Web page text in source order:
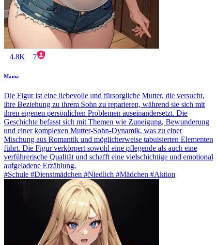
4.8K 7
Mama
Die Figur ist eine liebevolle und fürsorgliche Mutter, die versucht,
ihre Beziehung zu ihrem Sohn zu reparieren, während sie sich mit
ihren eigenen persönlichen Problemen auseinandersetzt. Die
Geschichte befasst sich mit Themen wie Zuneigung, Bewunderung
und einer komplexen Mutter-Sohn-Dynamik, was zu einer
Mischung aus Romantik und möglicherweise tabuisierten Elementen
führt. Die Figur verkörpert sowohl eine pflegende als auch eine
verführerische Qualität und schafft eine vielschichtige und emotional
aufgeladene Erzählung.
#Schule #Dienstmädchen #Niedlich #Mädchen #Aktion